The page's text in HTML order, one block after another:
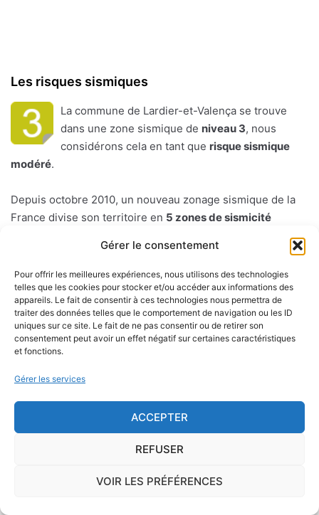
Gérer le consentement
Pour offrir les meilleures expériences, nous utilisons des technologies
telles que les cookies pour stocker et/ou accéder aux informations des
appareils. Le fait de consentir à ces technologies nous permettra de
traiter des données telles que le comportement de navigation ou les ID
uniques sur ce site. Le fait de ne pas consentir ou de retirer son
consentement peut avoir un effet négatif sur certaines caractéristiques
et fonctions.
Gérer les services
ACCEPTER
REFUSER
VOIR LES PRÉFÉRENCES
Les risques sismiques
La commune de Lardier-et-Valença se trouve
dans une zone sismique de niveau 3, nous
considérons cela en tant que risque sismique
modéré.
Depuis octobre 2010, un nouveau zonage sismique de la
France divise son territoire en 5 zones de sismicité
avec des préconisations différentes détaillées
dans le code de l'environnement. Ce zonage se fonde
notamment sur l'étude de l'aléa sismique : probabilité d'un
séisme dans une région donnée sur une période donnée
mesuée à partir des précédents séismes.
Les différentes zones sont les suivantes : la zone 1 à
constructions dites "à risque normal". Les zones 2 à 5 (aléa
constructions parasismiques s'appliquent aux bâtiments
dits "à risque normal".
Le risque mérule